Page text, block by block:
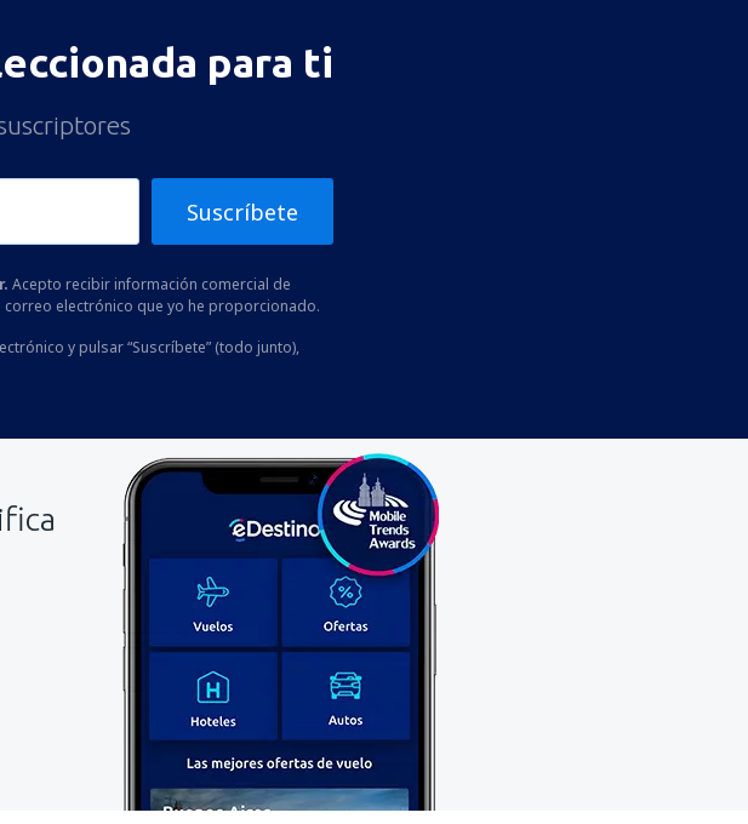
para ti
Suscríbete
Acepto recibir información comercial de
correo electrónico que yo he proporcionado.
y pulsar “Suscríbete” (todo junto),